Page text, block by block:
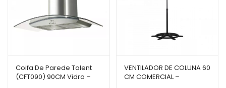
Coifa De Parede Talent
(CFT090) 90CM Vidro –
VENTILADOR DE COLUNA 60
CM COMERCIAL –